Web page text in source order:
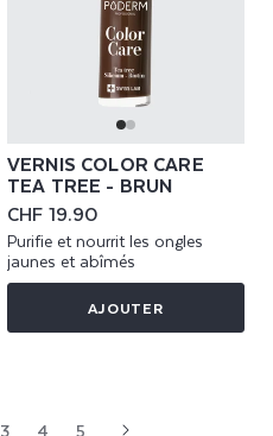
VERNIS COLOR CARE
TEA TREE - BRUN
Prix
habituel
CHF 19.90
Purifie et nourrit les ongles
jaunes et abîmés
AJOUTER
3 4 5